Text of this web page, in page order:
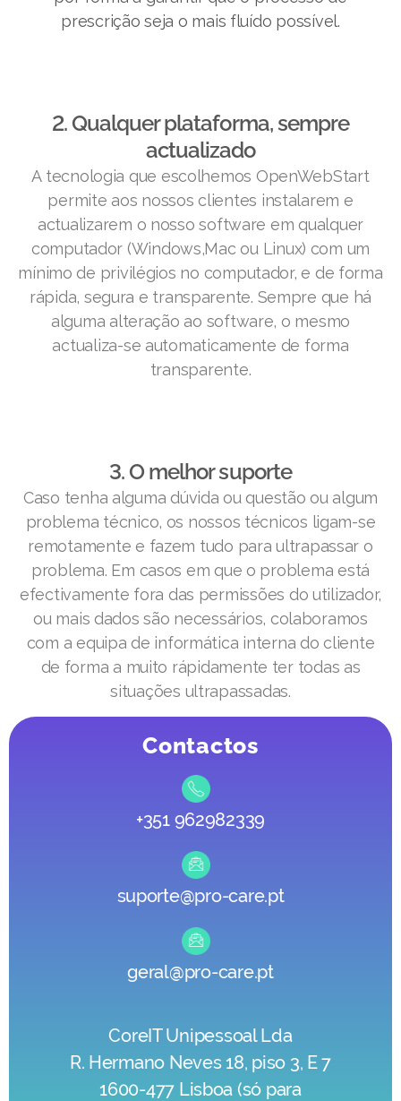
prescrição seja o mais fluído possível.
2. Qualquer plataforma, sempre
actualizado
A tecnologia que escolhemos OpenWebStart
permite aos nossos clientes instalarem e
actualizarem o nosso software em qualquer
computador (Windows,Mac ou Linux) com um
mínimo de privilégios no computador, e de forma
rápida, segura e transparente. Sempre que há
alguma alteração ao software, o mesmo
actualiza-se automaticamente de forma
transparente.
3. O melhor suporte
Caso tenha alguma dúvida ou questão ou algum
problema técnico, os nossos técnicos ligam-se
remotamente e fazem tudo para ultrapassar o
problema. Em casos em que o problema está
efectivamente fora das permissões do utilizador,
ou mais dados são necessários, colaboramos
com a equipa de informática interna do cliente
de forma a muito rápidamente ter todas as
situações ultrapassadas.
Contactos
+351 962982339
suporte@pro-care.pt
geral@pro-care.pt
CoreIT Unipessoal Lda
R. Hermano Neves 18, piso 3, E 7
1600-477 Lisboa (só para